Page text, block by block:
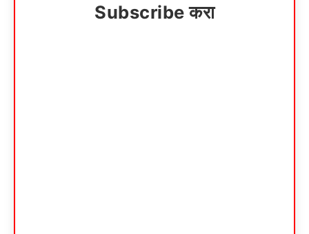
Subscribe करा